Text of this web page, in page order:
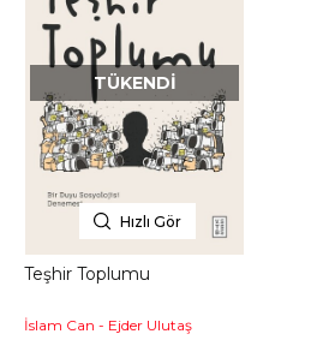
Hızlı Gör
TÜKENDI
Teşhir Toplumu
İslam Can - Ejder Ulutaş